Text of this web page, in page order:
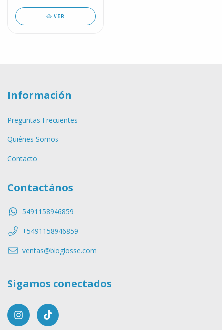
VER
Información
Preguntas Frecuentes
Quiénes Somos
Contacto
Contactános
5491158946859
+5491158946859
ventas@bioglosse.com
Sigamos conectados